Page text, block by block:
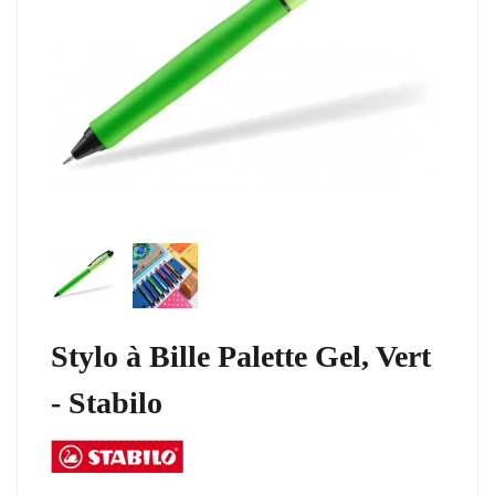
Stylo à Bille Palette Gel, Vert
- Stabilo